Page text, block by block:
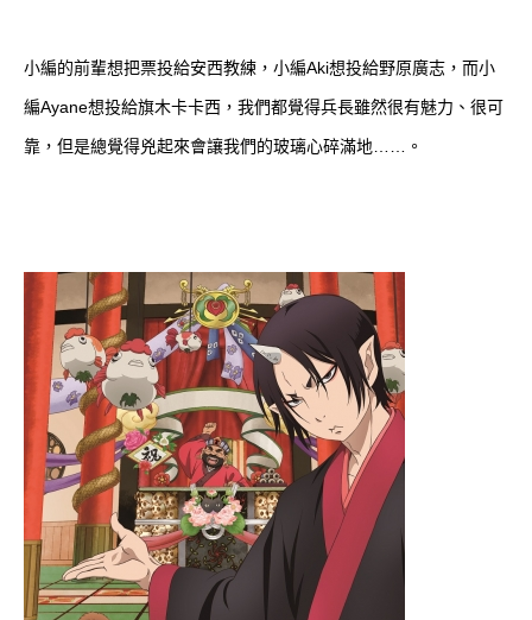
小編的前輩想把票投給安西教練，小編Aki想投給野原廣志，而小
編Ayane想投給旗木卡卡西，我們都覺得兵長雖然很有魅力、很可
靠，但是總覺得兇起來會讓我們的玻璃心碎滿地……。